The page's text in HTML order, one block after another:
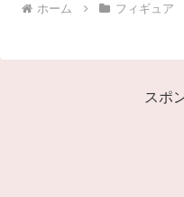
ホーム フィギュア
スポ